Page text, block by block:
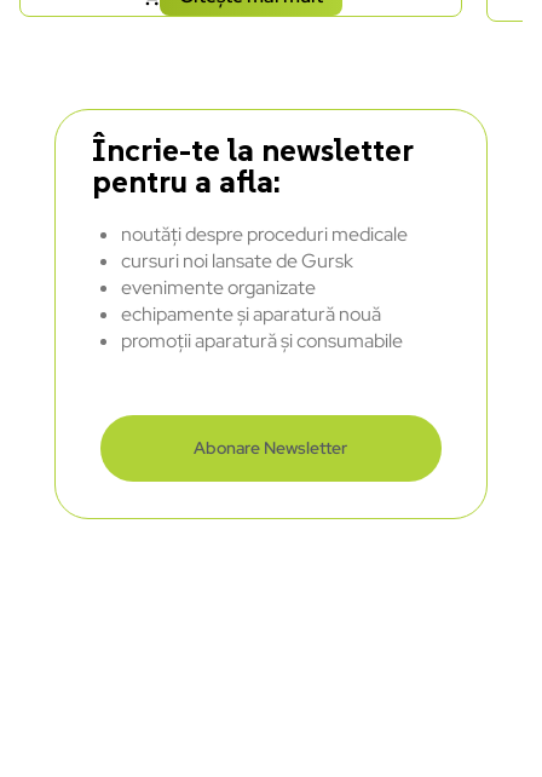
Încrie-te la newsletter
pentru a afla:
noutăți despre proceduri medicale
cursuri noi lansate de Gursk
evenimente organizate
echipamente și aparatură nouă
promoții aparatură și consumabile
Abonare Newsletter